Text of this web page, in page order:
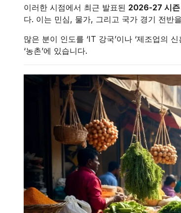
이러한 시점에서 최근 발표된 2026-27 시즌
다. 이는 민심, 물가, 그리고 국가 경기 전반
많은 분이 인도를 ‘IT 강국’이나 ‘제조업의
‘농촌’에 있습니다.